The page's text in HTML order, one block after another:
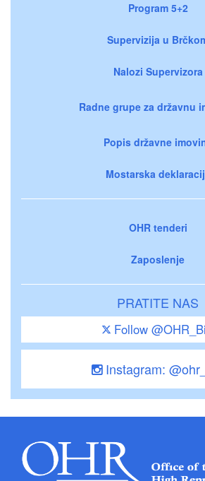
Program 5+2
Supervizija u
Nalozi Supervizora
Radne grupe za državnu
Popis državne
Mostarska
OHR tenderi
Zaposlenje
PRATITE NAS
Follow
Instagram: